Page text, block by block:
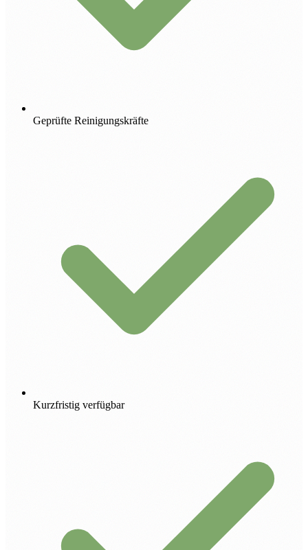
Geprüfte Reinigungskräfte
Kurzfristig verfügbar